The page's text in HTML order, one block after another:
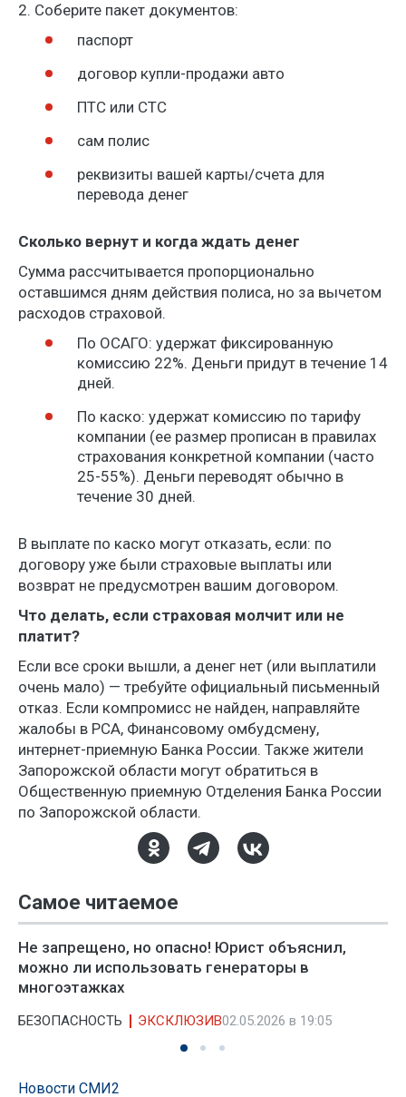
2. Соберите пакет документов:
паспорт
договор купли-продажи авто
ПТС или СТС
сам полис
реквизиты вашей карты/счета для
перевода денег
Сколько вернут и когда ждать денег
Сумма рассчитывается пропорционально
оставшимся дням действия полиса, но за вычетом
расходов страховой.
По ОСАГО: удержат фиксированную
комиссию 22%. Деньги придут в течение 14
дней.
По каско: удержат комиссию по тарифу
компании (ее размер прописан в правилах
страхования конкретной компании (часто
25-55%). Деньги переводят обычно в
течение 30 дней.
В выплате по каско могут отказать, если: по
договору уже были страховые выплаты или
возврат не предусмотрен вашим договором.
Что делать, если страховая молчит или не
платит?
Если все сроки вышли, а денег нет (или выплатили
очень мало) — требуйте официальный письменный
отказ. Если компромисс не найден, направляйте
жалобы в РСА, Финансовому омбудсмену,
интернет-приемную Банка России. Также жители
Запорожской области могут обратиться в
Общественную приемную Отделения Банка России
по Запорожской области.
Самое читаемое
Не запрещено, но опасно! Юрист объяснил,
можно ли использовать генераторы в
многоэтажках
БЕЗОПАСНОСТЬ ЭКСКЛЮЗИВ02.05.2026 в 19:05
Новости СМИ2